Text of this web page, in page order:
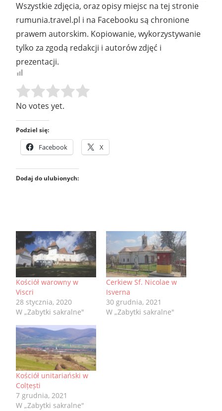
Wszystkie zdjęcia, oraz opisy miejsc na tej stronie
rumunia.travel.pl i na Facebooku są chronione
prawem autorskim. Kopiowanie, wykorzystywanie
tylko za zgodą redakcji i autorów zdjęć i
prezentacji.
Rate this item:
No votes yet.
Podziel się:
Facebook X
Dodaj do ulubionych:
Kościół warowny w
Viscri
28 stycznia, 2020
W „Zabytki sakralne"
Cerkiew Sf. Nicolae w
Isverna
30 grudnia, 2021
W „Zabytki sakralne"
Kościół unitariański w
Colțești
7 grudnia, 2021
W „Zabytki sakralne"